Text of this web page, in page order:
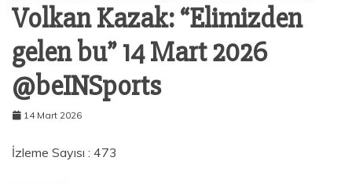
Volkan Kazak: “Elimizden
gelen bu” 14 Mart 2026
@beINSports
14 Mart 2026
İzleme Sayısı : 473